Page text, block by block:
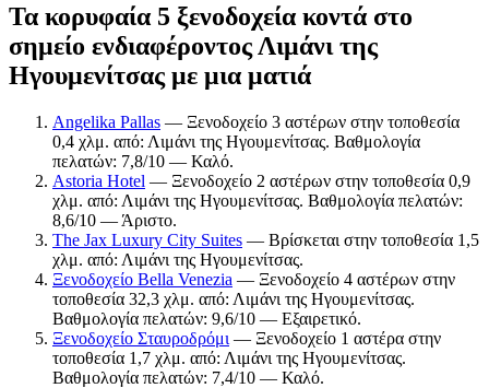
Τα κορυφαία 5 ξενοδοχεία κοντά στο
σημείο ενδιαφέροντος Λιμάνι της
Ηγουμενίτσας με μια ματιά
Angelika Pallas — Ξενοδοχείο 3 αστέρων στην τοποθεσία
0,4 χλμ. από: Λιμάνι της Ηγουμενίτσας. Βαθμολογία
πελατών: 7,8/10 — Καλό.
Astoria Hotel — Ξενοδοχείο 2 αστέρων στην τοποθεσία 0,9
χλμ. από: Λιμάνι της Ηγουμενίτσας. Βαθμολογία πελατών:
8,6/10 — Άριστο.
The Jax Luxury City Suites — Βρίσκεται στην τοποθεσία 1,5
χλμ. από: Λιμάνι της Ηγουμενίτσας.
Ξενοδοχείο Bella Venezia — Ξενοδοχείο 4 αστέρων στην
τοποθεσία 32,3 χλμ. από: Λιμάνι της Ηγουμενίτσας.
Βαθμολογία πελατών: 9,6/10 — Εξαιρετικό.
Ξενοδοχείο Σταυροδρόμι — Ξενοδοχείο 1 αστέρα στην
τοποθεσία 1,7 χλμ. από: Λιμάνι της Ηγουμενίτσας.
Βαθμολογία πελατών: 7,4/10 — Καλό.